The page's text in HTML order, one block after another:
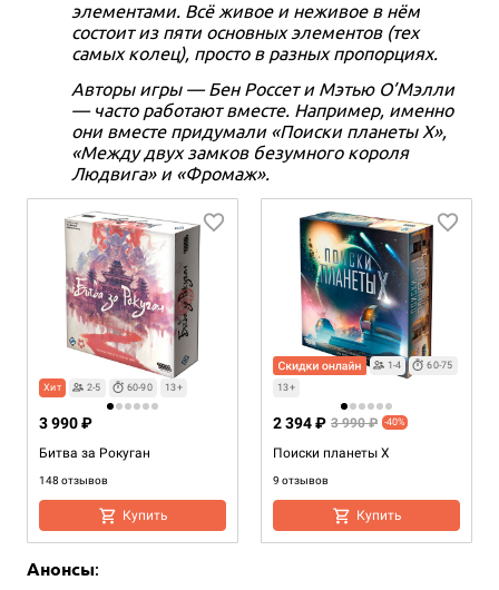
элементами. Всё живое и неживое в нём
состоит из пяти основных элементов (тех
самых колец), просто в разных пропорциях.
Авторы игры — Бен Россет и Мэтью О’Мэлли
— часто работают вместе. Например, именно
они вместе придумали «Поиски планеты X»,
«Между двух замков безумного короля
Людвига» и «Фромаж».
Хит 2-5 60-90 13+
Битва за Рокуган
148 отзывов
3 990 ₽
Купить
1-4
60-75
13+
Поиски планеты X
9 отзывов
2 394 ₽ 3 990 ₽ -40%
Купить
Анонсы: